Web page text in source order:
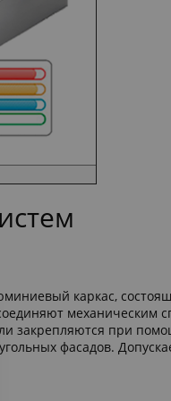
каркас,
механическим
закрепляются при
фасадов.